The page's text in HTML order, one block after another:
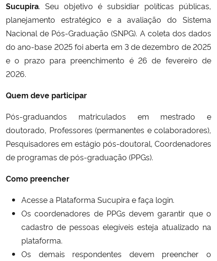
Banco Central do Brasil
Sucupira. Seu objetivo é subsidiar políticas públicas,
planejamento estratégico e a avaliação do Sistema
Nacional de Pós-Graduação (SNPG). A coleta dos dados
do ano-base 2025 foi aberta em 3 de dezembro de 2025
e o prazo para preenchimento é 26 de fevereiro de
2026.
Quem deve participar
Pós-graduandos matriculados em mestrado e
doutorado, Professores (permanentes e colaboradores),
Pesquisadores em estágio pós-doutoral, Coordenadores
de programas de pós-graduação (PPGs).
Como preencher
Acesse a Plataforma Sucupira e faça login.
Os coordenadores de PPGs devem garantir que o
cadastro de pessoas elegíveis esteja atualizado na
plataforma.
Os demais respondentes devem preencher o